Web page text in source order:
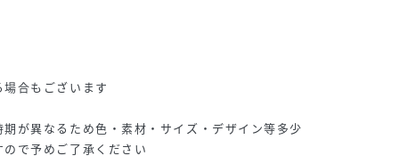
合もございます
が異なるため色・素材・サイズ・デザイン等多少
で予めご了承ください